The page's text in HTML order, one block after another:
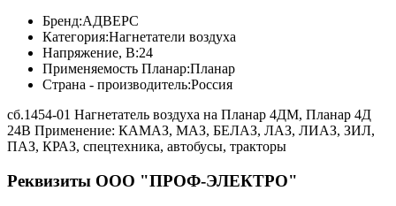
Бренд:АДВЕРС
Категория:Нагнетатели воздуха
Напряжение, В:24
Применяемость Планар:Планар
Страна - производитель:Россия
сб.1454-01 Нагнетатель воздуха на Планар 4ДМ, Планар 4Д
24В Применение: КАМАЗ, МАЗ, БЕЛАЗ, ЛАЗ, ЛИАЗ, ЗИЛ,
ПАЗ, КРАЗ, спецтехника, автобусы, тракторы
Реквизиты ООО "ПРОФ-ЭЛЕКТРО"